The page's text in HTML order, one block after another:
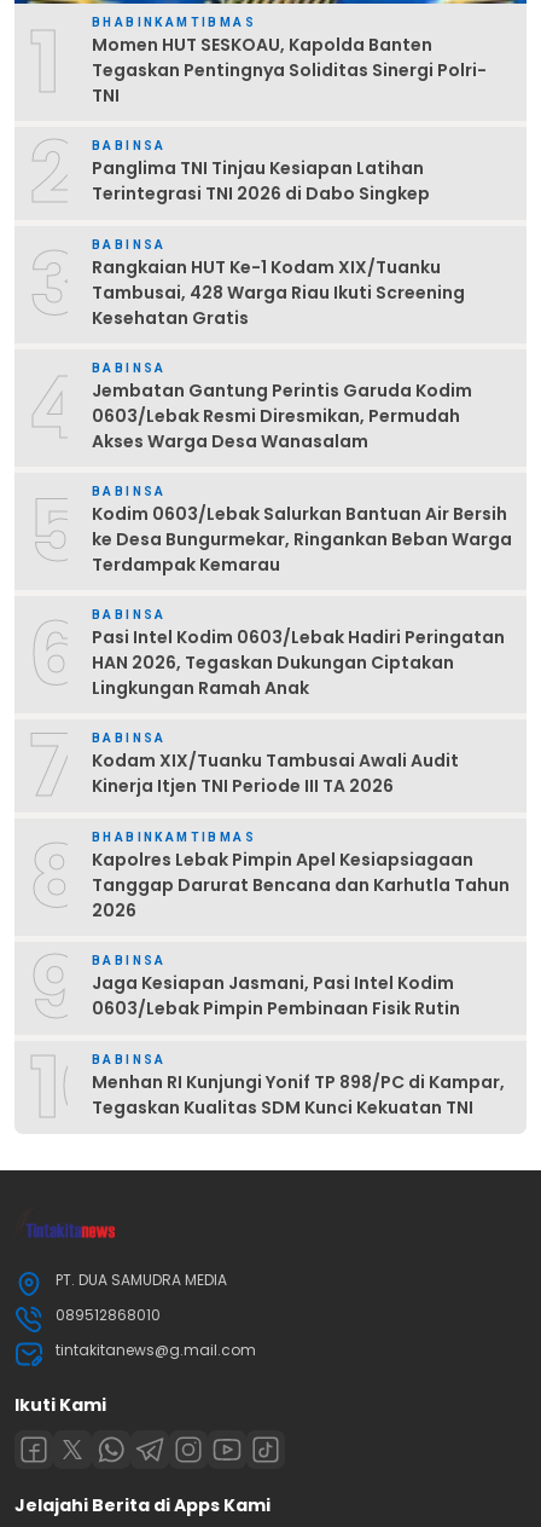
1 BHABINKAMTIBMAS
Momen HUT SESKOAU, Kapolda Banten
Tegaskan Pentingnya Soliditas Sinergi Polri-
TNI
2 BABINSA
Panglima TNI Tinjau Kesiapan Latihan
Terintegrasi TNI 2026 di Dabo Singkep
3 BABINSA
Rangkaian HUT Ke-1 Kodam XIX/Tuanku
Tambusai, 428 Warga Riau Ikuti Screening
Kesehatan Gratis
4 BABINSA
Jembatan Gantung Perintis Garuda Kodim
0603/Lebak Resmi Diresmikan, Permudah
Akses Warga Desa Wanasalam
5 BABINSA
Kodim 0603/Lebak Salurkan Bantuan Air Bersih
ke Desa Bungurmekar, Ringankan Beban Warga
Terdampak Kemarau
6 BABINSA
Pasi Intel Kodim 0603/Lebak Hadiri Peringatan
HAN 2026, Tegaskan Dukungan Ciptakan
Lingkungan Ramah Anak
7 BABINSA
Kodam XIX/Tuanku Tambusai Awali Audit
Kinerja Itjen TNI Periode III TA 2026
8 BHABINKAMTIBMAS
Kapolres Lebak Pimpin Apel Kesiapsiagaan
Tanggap Darurat Bencana dan Karhutla Tahun
2026
9 BABINSA
Jaga Kesiapan Jasmani, Pasi Intel Kodim
0603/Lebak Pimpin Pembinaan Fisik Rutin
10BABINSA
Menhan RI Kunjungi Yonif TP 898/PC di Kampar,
Tegaskan Kualitas SDM Kunci Kekuatan TNI
PT. DUA SAMUDRA MEDIA
089512868010
tintakitanews@g.mail.com
Ikuti Kami
Jelajahi Berita di Apps Kami